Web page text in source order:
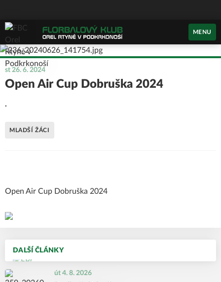
MENU
DALŠÍ ČLÁNKY
út 4. 8. 2026
st 26. 6. 2024
Open Air Cup Dobruška 2024
.
MLADŠÍ ŽÁCI
Open Air Cup Dobruška 2024